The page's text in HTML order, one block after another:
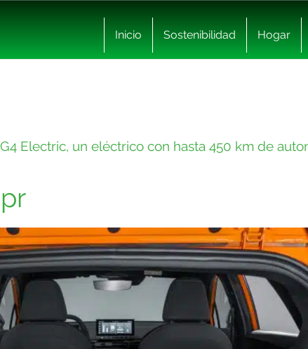
Inicio Sostenibilidad Hogar
Electric, un eléctrico con hasta 450 km de